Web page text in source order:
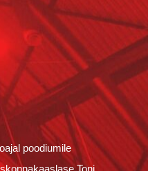
poodiumile
Toni